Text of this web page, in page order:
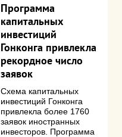
Программа
капитальных
инвестиций
Гонконга привлекла
рекордное число
заявок
Схема капитальных
инвестиций Гонконга
привлекла более 1760
заявок иностранных
инвесторов. Программа